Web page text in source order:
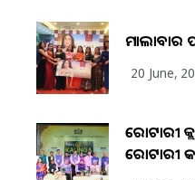
ମାଲାବାର
20 June,
ରୋଟାରୀ
ରୋଟାରୀ